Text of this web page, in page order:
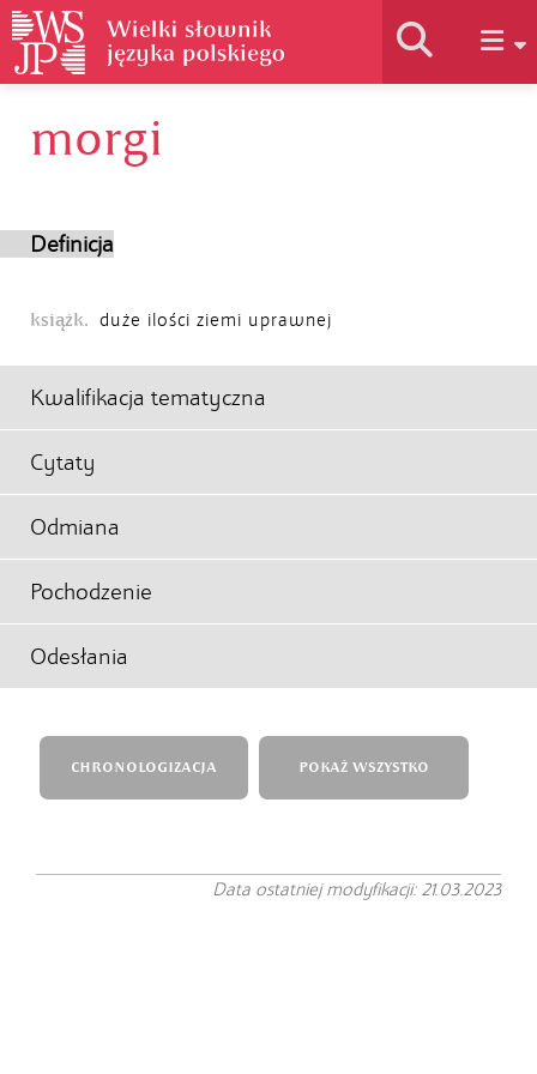
morgi
Definicja
książk. duże ilości ziemi uprawnej
Kwalifikacja tematyczna
Cytaty
Odmiana
Pochodzenie
Odesłania
CHRONOLOGIZACJA POKAŻ WSZYSTKO
Data ostatniej modyfikacji: 21.03.2023